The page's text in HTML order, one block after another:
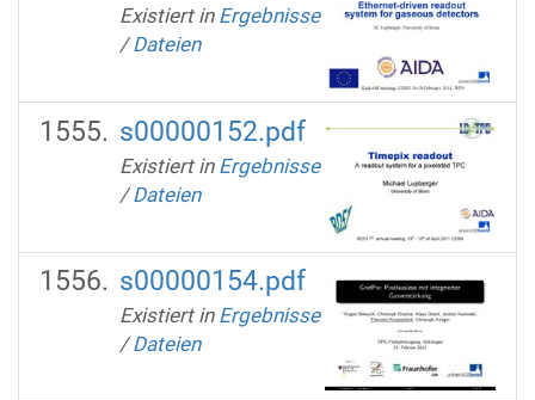
Existiert in Ergebnisse
/Dateien
s00000152.pdf
Existiert in Ergebnisse
/Dateien
s00000154.pdf
Existiert in Ergebnisse
/Dateien